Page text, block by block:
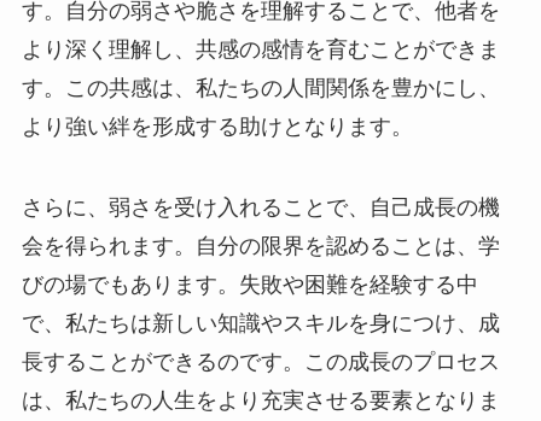
す。自分の弱さや脆さを理解することで、他者を
より深く理解し、共感の感情を育むことができま
す。この共感は、私たちの人間関係を豊かにし、
より強い絆を形成する助けとなります。
さらに、弱さを受け入れることで、自己成長の機
会を得られます。自分の限界を認めることは、学
びの場でもあります。失敗や困難を経験する中
で、私たちは新しい知識やスキルを身につけ、成
長することができるのです。この成長のプロセス
は、私たちの人生をより充実させる要素となりま